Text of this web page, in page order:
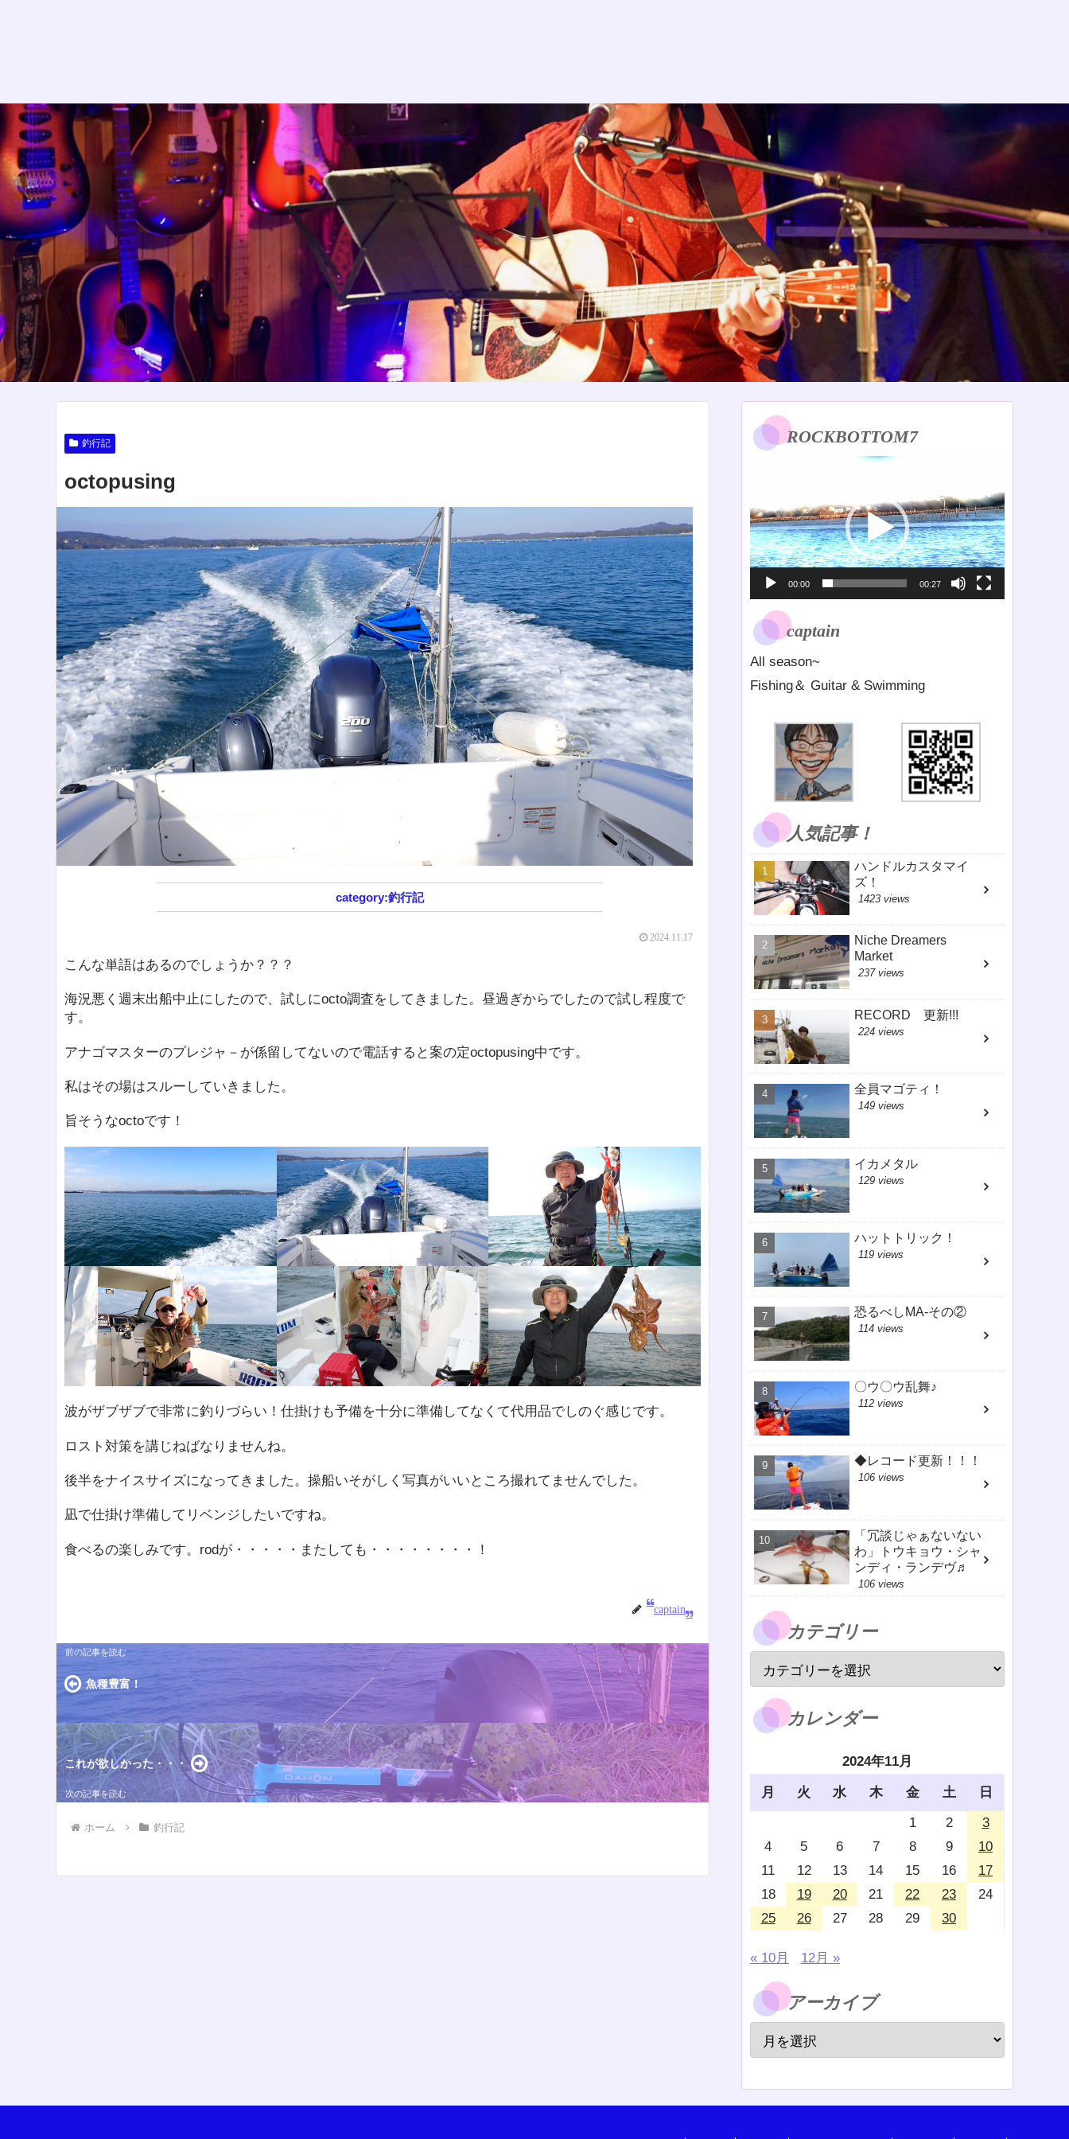
釣行記
octopusing
釣行記
2024.11.17
こんな単語はあるのでしょうか？？？
海況悪く週末出船中止にしたので、試しにocto調査をしてきました。昼過ぎからでしたので試し程度で
す。
アナゴマスターのプレジャ－が係留してないので電話すると案の定octopusing中です。
私はその場はスルーしていきました。
旨そうなoctoです！
波がザブザブで非常に釣りづらい！仕掛けも予備を十分に準備してなくて代用品でしのぐ感じです。
ロスト対策を講じねばなりませんね。
後半をナイスサイズになってきました。操船いそがしく写真がいいところ撮れてませんでした。
凪で仕掛け準備してリベンジしたいですね。
食べるの楽しみです。rodが・・・・・またしても・・・・・・・・！
captain
魚種豊富！
これが欲しかった・・・
ホーム 釣行記
ROCKBOTTOM7
プ
レ
ー
00:00 00:27
captain
All season~
Fishing＆ Guitar & Swimming
人気記事！
ハンドルカスタマイ
ズ！
1423 views
Niche Dreamers
Market
237 views
RECORD 更新!!!
224 views
全員マゴティ！
149 views
イカメタル
129 views
ハットトリック！
119 views
恐るべしMA-その②
114 views
〇ウ〇ウ乱舞♪
112 views
◆レコード更新！！！
106 views
「冗談じゃぁないない
わ」トウキョウ・シャ
ンディ・ランデヴ♬
106 views
カテゴリー
カレンダー
2024年11月
月 火 水 木 金 土
日
1
2
3
4
5 6 7 8 9
10
11
12 13 14 15 16
17
18
19 20 21 22 23
24
25
26 27 28 29 30
« 10月 12月 »
アーカイブ